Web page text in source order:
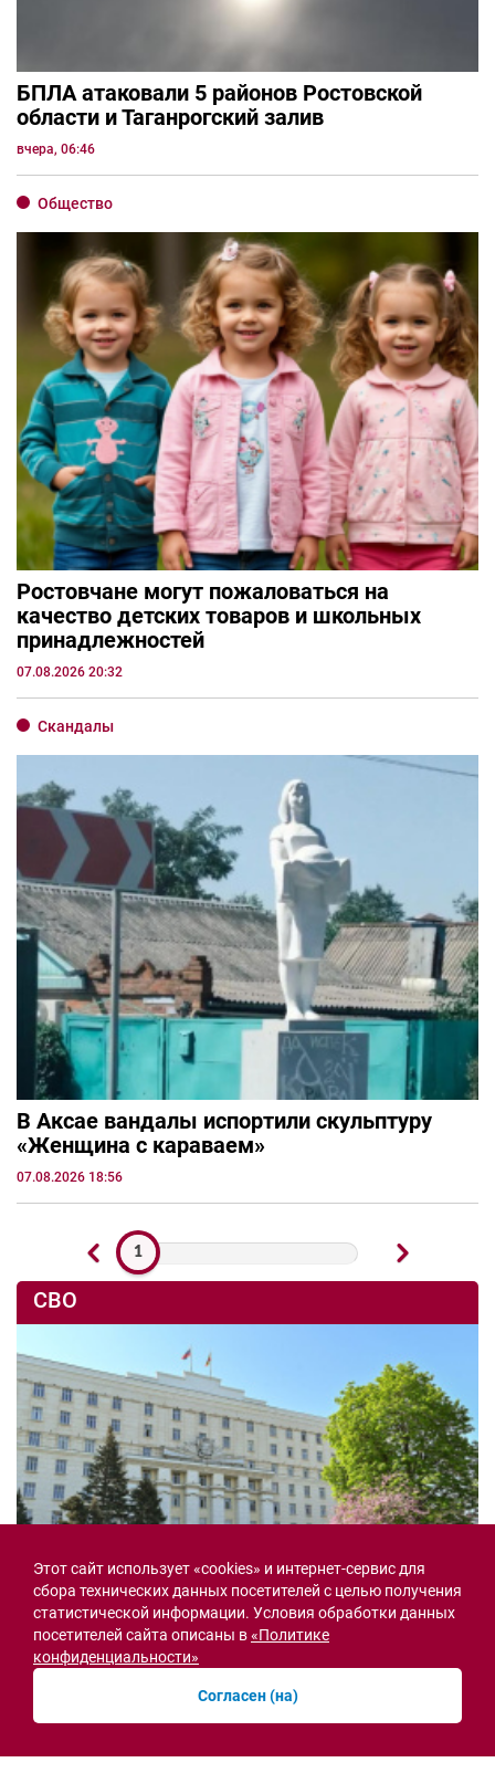
БПЛА атаковали 5 районов Ростовской
области и Таганрогский залив
вчера, 06:46
Общество
Ростовчане могут пожаловаться на
качество детских товаров и школьных
принадлежностей
07.08.2026 20:32
Скандалы
В Аксае вандалы испортили скульптуру
«Женщина с караваем»
07.08.2026 18:56
1
СВО
Семьи героев СВО с временной регистрацией
в Ростовской области смогут получить
земельный участок
Новости рубрики
Этот сайт использует «cookies» и интернет-сервис для
сбора технических данных посетителей с целью получения
статистической информации. Условия обработки данных
посетителей сайта описаны в«Политике
конфиденциальности»
Согласен (на)